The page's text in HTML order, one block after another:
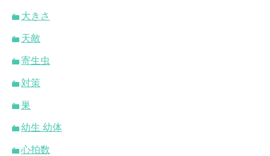
大きさ
天敵
寄生虫
対策
巣
幼生 幼体
心拍数